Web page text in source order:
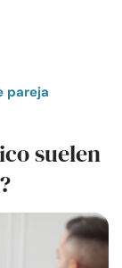
pareja
suelen